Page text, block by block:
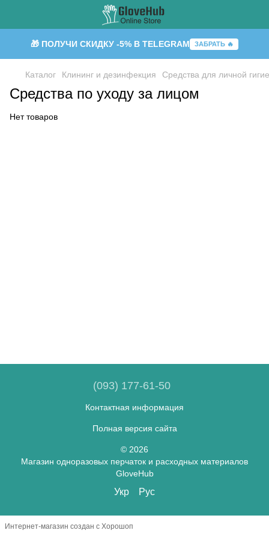
🎁 ПОЛУЧИ СКИДКУ -5% В TELEGRAM ЗАБРАТЬ 🔥
Каталог Клининг и дезинфекция Средства для личной
Средства по уходу за лицом
Нет товаров
(093) 177-61-50
Контактная информация
Полная версия сайта
© 2026
Магазин одноразовых перчаток и расходных материалов
GloveHub
Укр Рус
Интернет-магазин создан с Хорошоп